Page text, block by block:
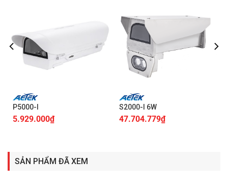
P5000-I
5.929.000₫
S2000-I 6W
47.704.779₫
SẢN PHẨM ĐÃ XEM